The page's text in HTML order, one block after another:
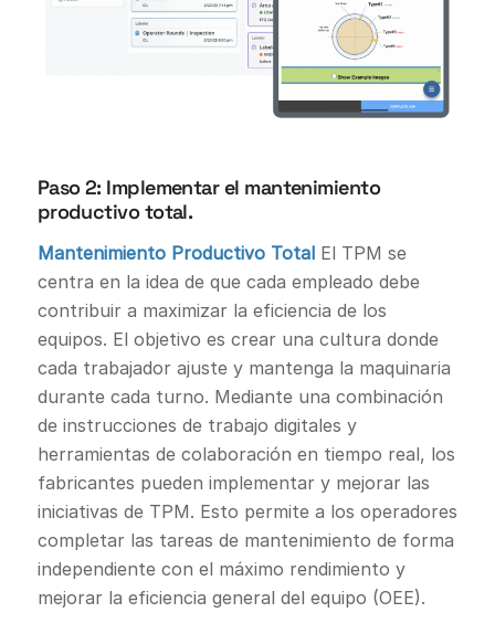
Paso 2: Implementar el mantenimiento
productivo total.
Mantenimiento Productivo TotalEl TPM se
centra en la idea de que cada empleado debe
contribuir a maximizar la eficiencia de los
equipos. El objetivo es crear una cultura donde
cada trabajador ajuste y mantenga la maquinaria
durante cada turno. Mediante una combinación
de instrucciones de trabajo digitales y
herramientas de colaboración en tiempo real, los
fabricantes pueden implementar y mejorar las
iniciativas de TPM. Esto permite a los operadores
completar las tareas de mantenimiento de forma
independiente con el máximo rendimiento y
mejorar la eficiencia general del equipo (OEE).